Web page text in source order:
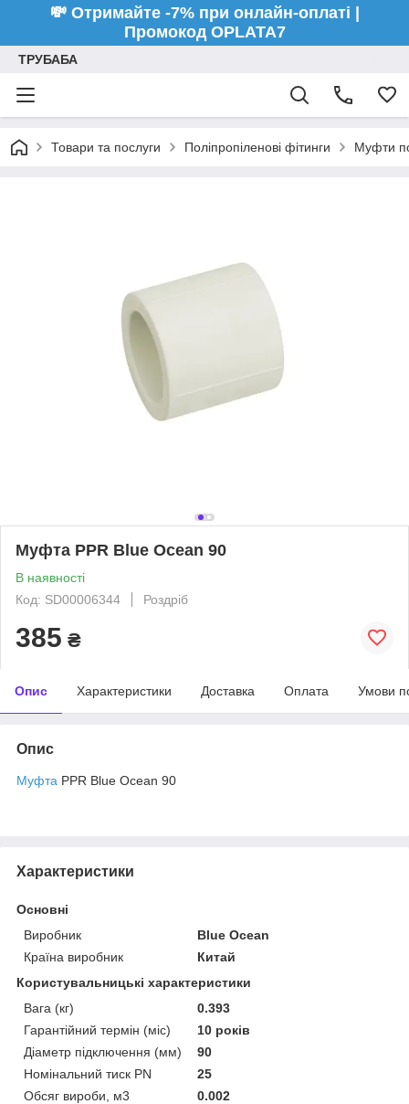
💸 Отримайте -7% при онлайн-оплаті |
Промокод OPLATA7
ТРУБАБА
Товари та послуги Поліпропіленові фітинги Муфти
Муфта PPR Blue Ocean 90
В наявності
Код: SD00006344
Роздріб
385 ₴
Опис Характеристики Доставка Оплата Умови
Опис
Муфта PPR Blue Ocean 90
Характеристики
Основні
Виробник
Blue Ocean
Країна виробник
Китай
Користувальницькі характеристики
Вага (кг)
0.393
Гарантійний термін (міс)
10 років
Діаметр підключення (мм)
90
Номінальний тиск PN
25
Обсяг вироби, м3
0.002